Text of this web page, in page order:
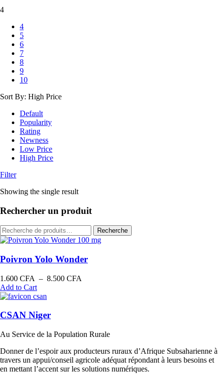
4
4
5
6
7
8
9
10
Sort By: High Price
Default
Popularity
Rating
Newness
Low Price
High Price
Filter
Showing the single result
Rechercher un produit
Recherche
pour :
Recherche
Poivron Yolo Wonder
1.600 CFA – 8.500 CFA
Add to Cart
CSAN Niger
Au Service de la Population Rurale
Donner de l’espoir aux producteurs ruraux d’Afrique Subsaharienne à
travers un appui/conseil agricole adéquat répondant à leurs besoins et
en mettant l’accent sur les solutions numériques.